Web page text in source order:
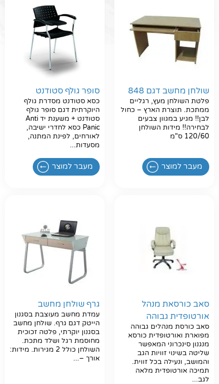
שולחן מחשב דגם 848
פלטת השולחן מעץ, רגליים
ממתכת. תוצרת הארץ – כחול
לבן!! מגיע במגוון צבעים
לבחירה!! מידות השולחן
120/60 ס"מ
מעבר למוצר
סופר גולף סטודנט
כסא סטודנט מסדרת גולף
היוקרתית דגם סופר גולף
סטודנט + משענת יד Anti
Panic כסא לחדרי ישיבה,
לאורחים, לפינת המתנה,
מסעדות...
מעבר למוצר
סאב כורסאת מנהל
אורטופדית גבוהה
סאב כורסת מנהלים גבוהה
מפוארת ואורטופדית כורסא
מנגנון סינכרוני המאפשר
שליטה בשינוי זוויות הגב
והמושב, ונעילה בכל זווית.
תמיכה אורטופדית מלאה
לגב...
גרף שולחן מחשב
עמדת מחשב מעוצבת בסגנון
הייטק דגם גרף. שולחן מחשב
בסגנון יוקרתי, פלטה זכוכית
מחוסמת רגל ושלד מתכת.
השולחן כולל 2 מגירות. מידות:
אורך –...